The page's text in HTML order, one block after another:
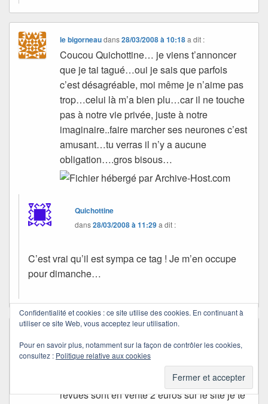
le bigorneaudans28/03/2008 à 10:18 a dit :
Coucou Quichottine… je viens t’annoncer
que je tai tagué…oui je sais que parfois
c’est désagréable, moi même je n’aime pas
trop…celui là m’a bien plu…car il ne touche
pas à notre vie privée, juste à notre
imaginaire..faire marcher ses neurones c’est
amusant…tu verras il n’y a aucune
obligation….gros bisous…
Quichottine
dans28/03/2008 à 11:29a dit :
C’est vrai qu’il est sympa ce tag ! Je m’en occupe
pour dimanche…
Connais-tu la revue trimestrielle de la
fondation Brel…mon mari en a un n° qui te
plairait…je vais t’en scanner un bout…les
revues sont en vente 2 euros sur le site je te
Confidentialité et cookies : ce site utilise des cookies. En continuant à
utiliser ce site Web, vous acceptez leur utilisation.
Pour en savoir plus, notamment sur la façon de contrôler les cookies,
consultez : Politique relative aux cookies